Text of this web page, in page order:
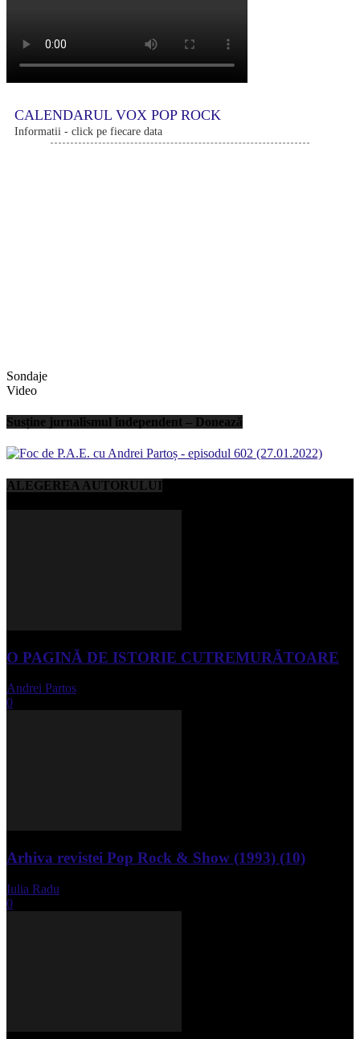
CALENDARUL VOX POP ROCK
Informatii - click pe fiecare data
Sondaje
Video
Susține jurnalismul independent – Donează
ALEGEREA AUTORULUI
O PAGINĂ DE ISTORIE CUTREMURĂTOARE
Andrei Partos
0
Arhiva revistei Pop Rock & Show (1993) (10)
Iulia Radu
0